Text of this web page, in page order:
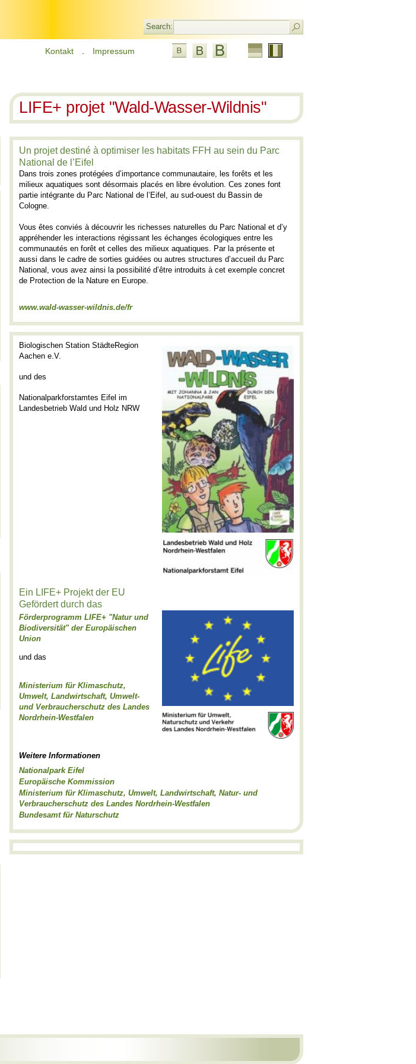
LIFE+ projet "Wald-Wasser-Wildnis"
Un projet destiné à optimiser les habitats FFH au sein du Parc
National de l’Eifel
Dans trois zones protégées d’importance communautaire, les forêts et les
milieux aquatiques sont désormais placés en libre évolution. Ces zones font
partie intégrante du Parc National de l’Eifel, au sud-ouest du Bassin de
Cologne.
Vous êtes conviés à découvrir les richesses naturelles du Parc National et d’y
appréhender les interactions régissant les échanges écologiques entre les
communautés en forêt et celles des milieux aquatiques. Par la présente et
aussi dans le cadre de sorties guidées ou autres structures d’accueil du Parc
National, vous avez ainsi la possibilité d’être introduits à cet exemple concret
de Protection de la Nature en Europe.
www.wald-wasser-wildnis.de/fr
Biologischen Station StädteRegion
Aachen e.V.
und des
Nationalparkforstamtes Eifel im
Landesbetrieb Wald und Holz NRW
Ein LIFE+ Projekt der EU
Gefördert durch das
Förderprogramm LIFE+ "Natur und
Biodiversität" der Europäischen
Union
und das
Ministerium für Klimaschutz,
Umwelt, Landwirtschaft, Umwelt-
und Verbraucherschutz des Landes
Nordrhein-Westfalen
Weitere Informationen
Nationalpark Eifel
Europäische Kommission
Ministerium für Klimaschutz, Umwelt, Landwirtschaft, Natur- und
Verbraucherschutz des Landes Nordrhein-Westfalen
Bundesamt für Naturschutz
Search:
Kontakt Impressum